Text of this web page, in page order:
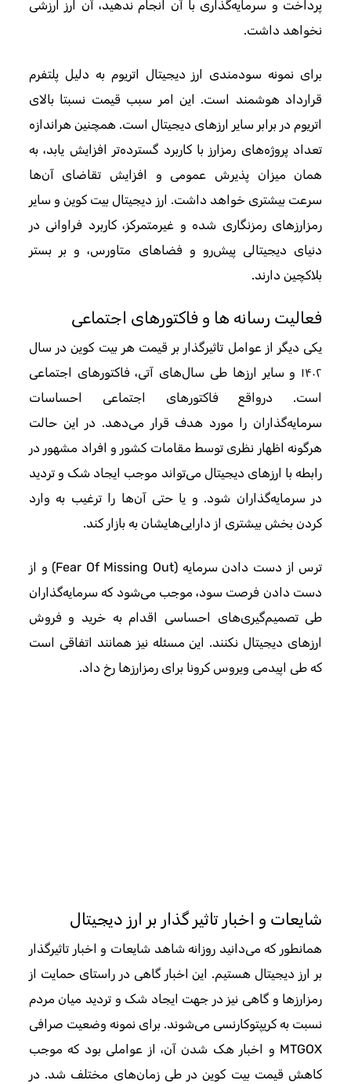
پرداخت و سرمایه‌گذاری با آن انجام ندهید، آن ارز ارزشی
نخواهد داشت.
برای نمونه سودمندی ارز دیجیتال اتریوم به دلیل پلتفرم
قرارداد هوشمند است. این امر سبب قیمت نسبتا بالای
اتریوم در برابر سایر ارزهای دیجیتال است. همچنین هراندازه
تعداد پروژه‌های رمزارز با کاربرد گسترده‌تر افزایش یابد، به
همان میزان پذیرش عمومی و افزایش تقاضای آن‌ها
سرعت بیشتری خواهد داشت. ارز دیجیتال بیت کوین و سایر
رمزارزهای رمزنگاری شده و غیرمتمرکز، کاربرد فراوانی در
دنیای دیجیتالی پیش‌رو و فضاهای متاورس، و بر بستر
بلاکچین دارند.
فعالیت رسانه ها و فاکتورهای اجتماعی
یکی دیگر از عوامل تاثیرگذار بر قیمت هر بیت کوین در سال
۱۴۰۲ و سایر ارزها طی سال‌های آتی، فاکتورهای اجتماعی
است. درواقع فاکتورهای اجتماعی احساسات
سرمایه‌گذاران را مورد هدف قرار می‌دهد. در این حالت
هرگونه اظهار نظری توسط مقامات کشور و افراد مشهور در
رابطه با ارزهای دیجیتال می‌تواند موجب ایجاد شک و تردید
در سرمایه‌گذاران شود. و یا حتی آن‌ها را ترغیب به وارد
کردن بخش بیشتری از دارایی‌هایشان به بازار کند.
ترس از دست دادن سرمایه (Fear Of Missing Out) و از
دست دادن فرصت سود، موجب می‌شود که سرمایه‌گذاران
طی تصمیم‌گیری‌های احساسی اقدام به خرید و فروش
ارزهای دیجیتال نکنند. این مسئله نیز همانند اتفاقی است
که طی اپیدمی ویروس کرونا برای رمزارزها رخ داد.
شایعات و اخبار تاثیر گذار بر ارز دیجیتال
همانطور که می‌دانید روزانه شاهد شایعات و اخبار تاثیرگذار
بر ارز دیجیتال هستیم. این اخبار گاهی در راستای حمایت از
رمزارزها و گاهی نیز در جهت ایجاد شک و تردید میان مردم
نسبت به کریپتوکارنسی می‌شوند. برای نمونه وضعیت صرافی
MTGOX و اخبار هک شدن آن، از عواملی بود که موجب
کاهش قیمت بیت کوین در طی زمان‌های مختلف شد. در